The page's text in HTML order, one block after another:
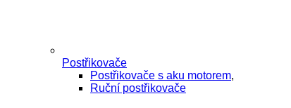
Postřikovače
Postřikovače s aku motorem,
Ruční postřikovače